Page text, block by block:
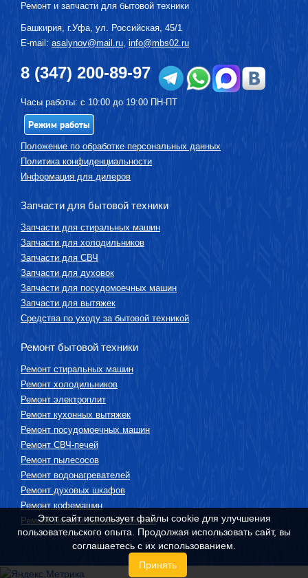
Ремонт и запчасти для бытовой техники
Башкирия, г.Уфа, ул. Российская, 45/1
E-mail: asalynov@mail.ru, info@mbs02.ru
8 (347) 200-89-97
Часы работы: с 10:00 до 19:00 ПН-ПТ
Режим работы
Положение по обработке персональных данных
Политика конфиденциальности
Информация для дилеров
Запчасти для бытовой техники
Запчасти для стиральных машин
Запчасти для холодильников
Запчасти для СВЧ
Запчасти для духовок
Запчасти для посудомоечных машин
Запчасти для вытяжек
Средства по уходу за бытовой техникой
Ремонт бытовой техники
Ремонт стиральных машин
Ремонт холодильников
Ремонт электроплит
Ремонт кухонных вытяжек
Ремонт посудомоечных машин
Ремонт СВЧ-печей
Ремонт пылесосов
Ремонт водонагревателей
Ремонт духовых шкафов
Ремонт кофемашин
Ремонт мелкой бытовой техники
Этот сайт использует файлы cookie для улучшения
пользовательского опыта. Продолжая использовать сайт, вы
соглашаетесь с их использованием.
Принять